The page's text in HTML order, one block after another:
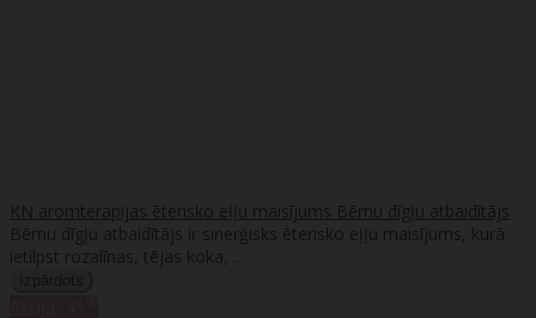
KN aromterapijas ēterisko eļļu maisījums Bērnu dīgļu atbaidītājs
Bērnu dīgļu atbaidītājs ir sinerģisks ēterisko eļļu maisījums, kurā
ietilpst rozalīnas, tējas koka, ..